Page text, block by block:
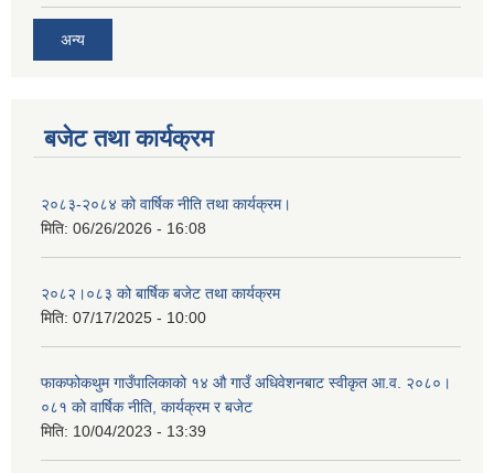
अन्य
बजेट तथा कार्यक्रम
२०८३-२०८४ को वार्षिक नीति तथा कार्यक्रम।
मिति: 06/26/2026 - 16:08
२०८२।०८३ को बार्षिक बजेट तथा कार्यक्रम
मिति: 07/17/2025 - 10:00
फाकफोकथुम गाउँपालिकाको १४ औ गाउँ अधिवेशनबाट स्वीकृत आ.व. २०८०।
०८१ को वार्षिक नीति, कार्यक्रम र बजेट
मिति: 10/04/2023 - 13:39